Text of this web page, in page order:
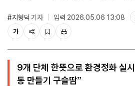
#지형덕기자 입력 2026.05.06 13:08
가
9개 단체 한뜻으로 환경정화 실
동 만들기 구슬땀”